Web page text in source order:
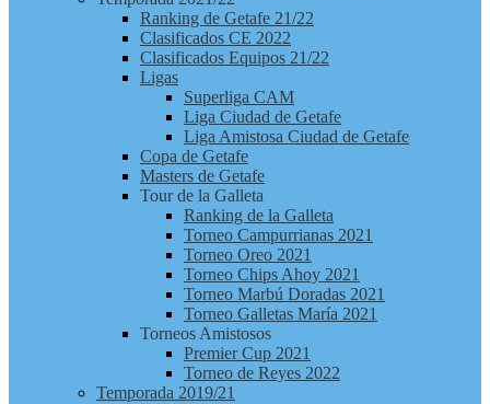
Ranking de Getafe 21/22
Clasificados CE 2022
Clasificados Equipos 21/22
Ligas
Superliga CAM
Liga Ciudad de Getafe
Liga Amistosa Ciudad de Getafe
Copa de Getafe
Masters de Getafe
Tour de la Galleta
Ranking de la Galleta
Torneo Campurrianas 2021
Torneo Oreo 2021
Torneo Chips Ahoy 2021
Torneo Marbú Doradas 2021
Torneo Galletas María 2021
Torneos Amistosos
Premier Cup 2021
Torneo de Reyes 2022
Temporada 2019/21